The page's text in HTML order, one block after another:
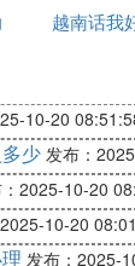
越南话我
10-20
少 发布：
2025-10-20
10-20
发布：2025-